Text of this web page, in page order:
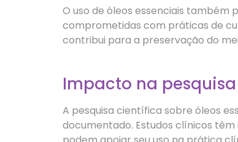
O uso de óleos essenciais também
comprometidas com práticas de
contribui para a preservação do
Impacto na
A pesquisa científica sobre óleos
documentado. Estudos clínicos